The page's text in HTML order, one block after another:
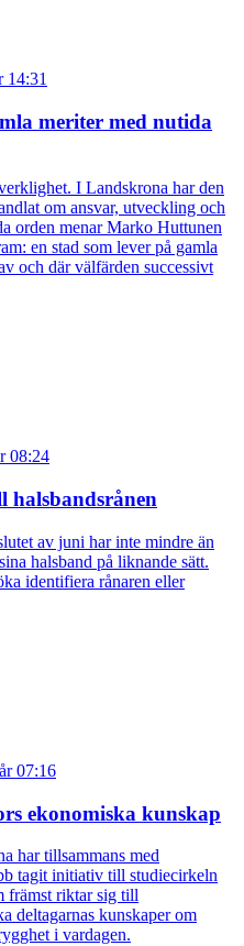
14:31
meriter med nutida
I Landskrona har den
om ansvar, utveckling och
orden menar Marko Huttunen
en stad som lever på gamla
och där välfärden successivt
08:24
halsbandsrånen
av juni har inte mindre än
halsband på liknande sätt.
identifiera rånaren eller
07:16
ekonomiska kunskap
har tillsammans med
tagit initiativ till studiecirkeln
främst riktar sig till
deltagarnas kunskaper om
i vardagen.